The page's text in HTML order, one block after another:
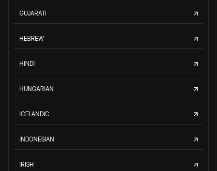
GUJARATI
HEBREW
HINDI
HUNGARIAN
ICELANDIC
INDONESIAN
IRISH